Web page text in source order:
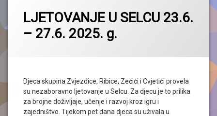
LJETOVANJE U SELCU 23.6.
– 27.6. 2025. g.
Djeca skupina Zvjezdice, Ribice, Zečići i Cvjetići provela
su nezaboravno ljetovanje u Selcu. Za djecu je to prilika
za brojne doživljaje, učenje i razvoj kroz igru i
zajedništvo. Tijekom pet dana djeca su uživala u